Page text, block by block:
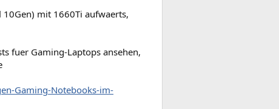
mit 1660Ti aufwaerts,
fuer Gaming-Laptops ansehen,
Gaming-Notebooks-im-